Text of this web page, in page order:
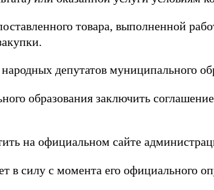
товара, выполненной
депутатов муниципального
образования заключить
на официальном сайте
в силу с момента его официального